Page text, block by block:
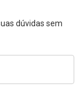
dúvidas sem